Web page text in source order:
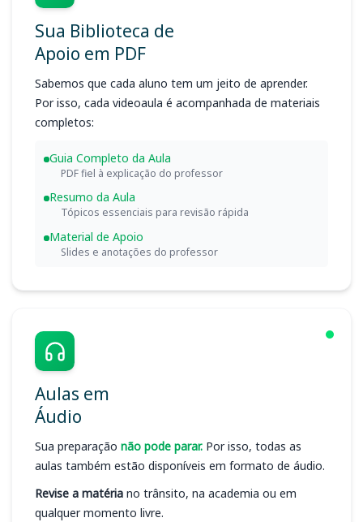
Sua Biblioteca de
Apoio em PDF
Sabemos que cada aluno tem um jeito de aprender.
Por isso, cada videoaula é acompanhada de materiais
completos:
Guia Completo da Aula
PDF fiel à explicação do professor
Resumo da Aula
Tópicos essenciais para revisão rápida
Material de Apoio
Slides e anotações do professor
Aulas em
Áudio
Sua preparação não pode parar. Por isso, todas as
aulas também estão disponíveis em formato de áudio.
Revise a matéria no trânsito, na academia ou em
qualquer momento livre.